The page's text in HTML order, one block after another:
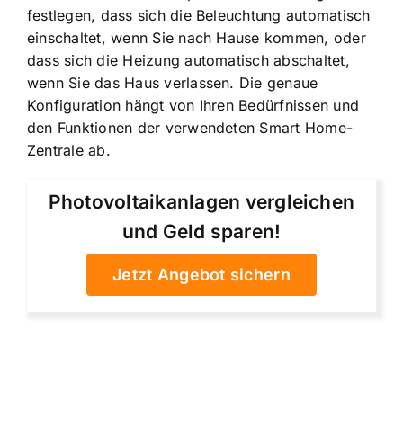
festlegen, dass sich die Beleuchtung automatisch
einschaltet, wenn Sie nach Hause kommen, oder
dass sich die Heizung automatisch abschaltet,
wenn Sie das Haus verlassen. Die genaue
Konfiguration hängt von Ihren Bedürfnissen und
den Funktionen der verwendeten Smart Home-
Zentrale ab.
Photovoltaikanlagen vergleichen
und Geld sparen!
Jetzt Angebot sichern